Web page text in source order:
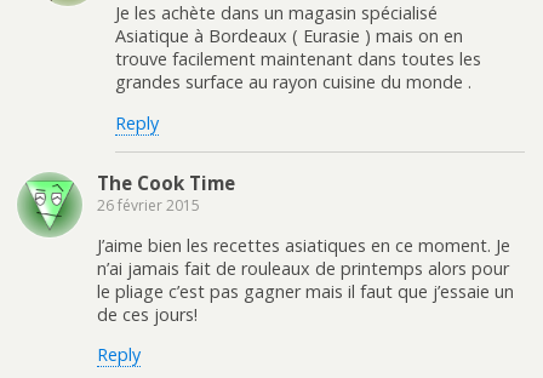
Je les achète dans un magasin spécialisé
Asiatique à Bordeaux ( Eurasie ) mais on en
trouve facilement maintenant dans toutes les
grandes surface au rayon cuisine du monde .
Reply
The Cook Time
26 février 2015
J’aime bien les recettes asiatiques en ce moment. Je
n’ai jamais fait de rouleaux de printemps alors pour
le pliage c’est pas gagner mais il faut que j’essaie un
de ces jours!
Reply